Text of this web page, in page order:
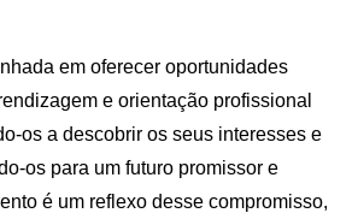
em oferecer oportunidades
e orientação profissional
os a descobrir os seus interesses e
os para um futuro promissor e
é um reflexo desse compromisso,